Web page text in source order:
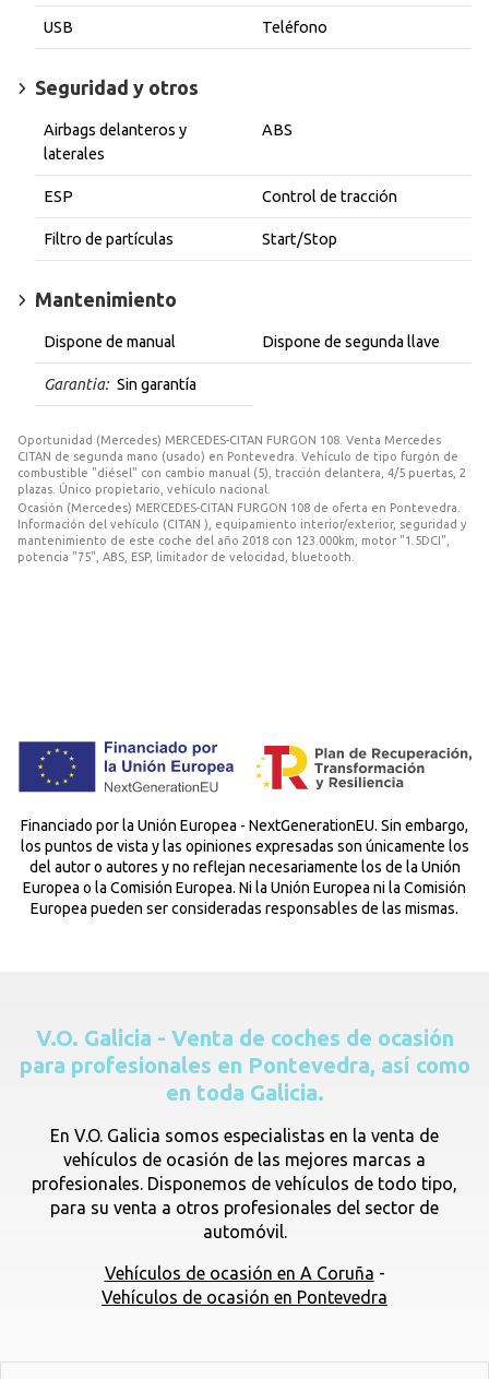
USB Teléfono
Seguridad y otros
Airbags delanteros y
laterales
ABS
ESP Control de tracción
Filtro de partículas Start/Stop
Mantenimiento
Dispone de manual Dispone de segunda llave
Garantia: Sin garantía
Oportunidad (Mercedes) MERCEDES-CITAN FURGON 108. Venta Mercedes
CITAN de segunda mano (usado) en Pontevedra. Vehículo de tipo furgón de
combustible "diésel" con cambio manual (5), tracción delantera, 4/5 puertas, 2
plazas. Único propietario, vehículo nacional.
Ocasión (Mercedes) MERCEDES-CITAN FURGON 108 de oferta en Pontevedra.
Información del vehículo (CITAN ), equipamiento interior/exterior, seguridad y
mantenimiento de este coche del año 2018 con 123.000km, motor "1.5DCI",
potencia "75", ABS, ESP, limitador de velocidad, bluetooth.
Financiado por la Unión Europea - NextGenerationEU. Sin embargo,
los puntos de vista y las opiniones expresadas son únicamente los
del autor o autores y no reflejan necesariamente los de la Unión
Europea o la Comisión Europea. Ni la Unión Europea ni la Comisión
Europea pueden ser consideradas responsables de las mismas.
V.O. Galicia - Venta de coches de ocasión
para profesionales en Pontevedra, así como
en toda Galicia.
En V.O. Galicia somos especialistas en la venta de
vehículos de ocasión de las mejores marcas a
profesionales. Disponemos de vehículos de todo tipo,
para su venta a otros profesionales del sector de
automóvil.
Vehículos de ocasión en A Coruña -
Vehículos de ocasión en Pontevedra